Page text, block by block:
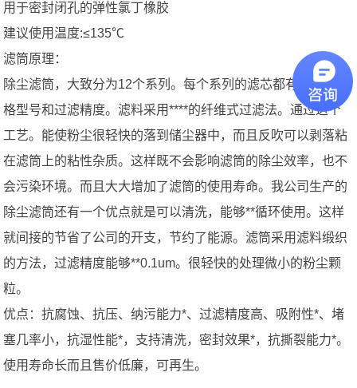
用于密封闭孔的弹性氯丁橡胶
建议使用温度:≤135℃
滤筒原理：
除尘滤筒，大致分为12个系列。每个系列的滤芯都有不同的规
格型号和过滤精度。滤料采用****的纤维式过滤法。通过这个
工艺。能使粉尘很轻快的落到储尘器中，而且反吹可以剥落粘
在滤筒上的粘性杂质。这样既不会影响滤筒的除尘效率，也不
会污染环境。而且大大增加了滤筒的使用寿命。我公司生产的
除尘滤筒还有一个优点就是可以清洗，能够**循环使用。这样
就间接的节省了公司的开支，节约了能源。滤筒采用滤料缎织
的方法，过滤精度能够**0.1um。很轻快的处理微小的粉尘颗
粒。
优点：抗腐蚀、抗压、纳污能力*、过滤精度高、吸附性*、堵
塞几率小，抗湿性能*，支持清洗，密封效果*，抗撕裂能力*。
使用寿命长而且售价低廉，可再生。